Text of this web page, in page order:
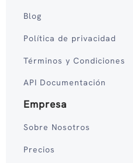
Blog
Política de privacidad
Términos y Condiciones
API Documentación
Empresa
Sobre Nosotros
Precios